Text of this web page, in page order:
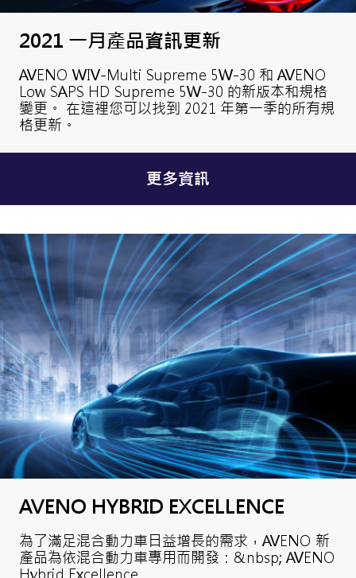
2021 一月產品資訊更新
AVENO WIV-Multi Supreme 5W-30 和 AVENO
Low SAPS HD Supreme 5W-30 的新版本和規格
變更。 在這裡您可以找到 2021 年第一季的所有規
格更新。
更多資訊
AVENO HYBRID EXCELLENCE
為了滿足混合動力車日益增長的需求，AVENO 新
產品為依混合動力車專用而開發：&nbsp; AVENO
Hybrid Excellence.